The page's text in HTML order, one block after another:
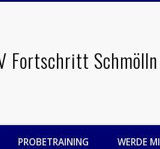
Fortschritt
PROBETRAINING WERDE